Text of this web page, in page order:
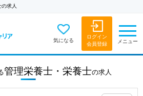
求人
気になる
ログイン
会員登録
メニュー
管理栄養士・栄養士の求人